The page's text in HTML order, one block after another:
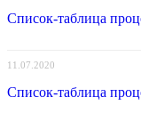
Список-таблица
11.07.2020
Список-таблица